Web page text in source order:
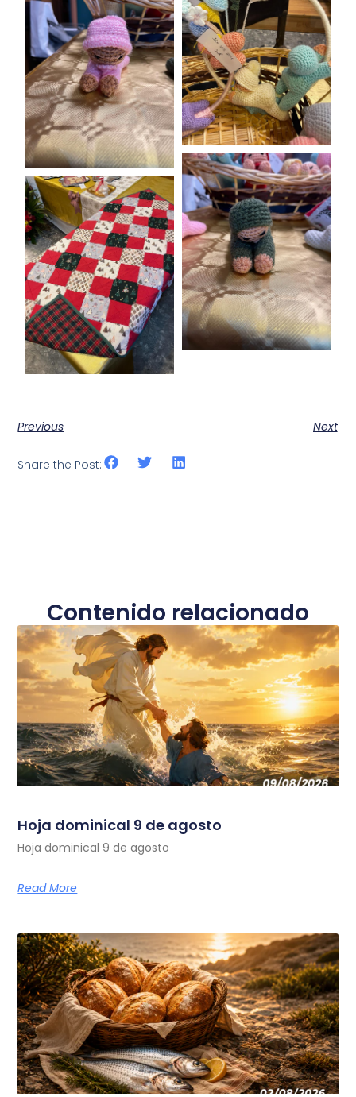
Previous Next
Share the Post:
Contenido relacionado
Hoja dominical 9 de agosto
Hoja dominical 9 de agosto
Read More